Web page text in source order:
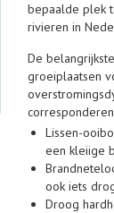
bepaalde plek
rivieren in
De
groeiplaatsen
Lissen-
een kleiige
ook iets
Droog